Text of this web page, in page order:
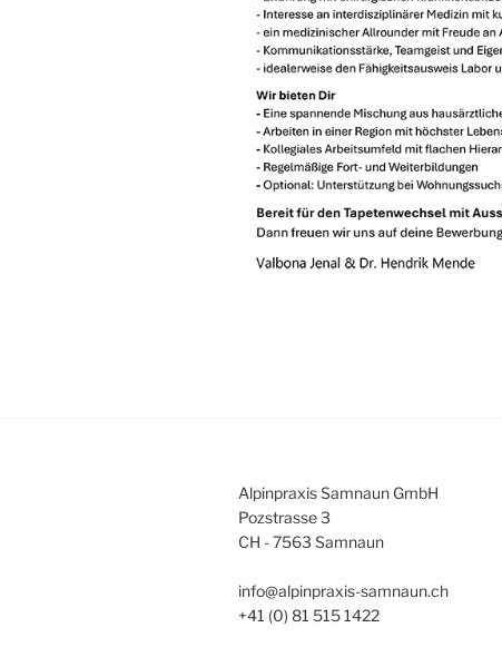
Alpinpraxis Samnaun GmbH
Pozstrasse 3
CH - 7563 Samnaun
info@alpinpraxis-samnaun.ch
+41 (0) 81 515 1422